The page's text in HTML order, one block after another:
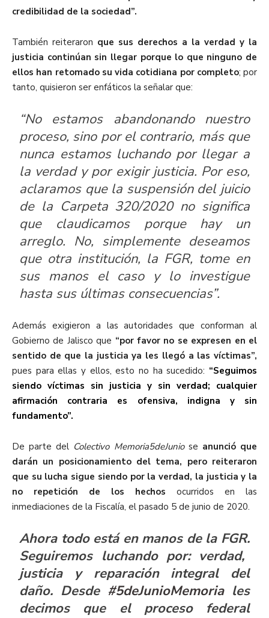
credibilidad de la sociedad”.
También reiteraron que sus derechos a la verdad y la
justicia continúan sin llegar porque lo que ninguno de
ellos han retomado su vida cotidiana por completo; por
tanto, quisieron ser enfáticos la señalar que:
“No estamos abandonando nuestro
proceso, sino por el contrario, más que
nunca estamos luchando por llegar a
la verdad y por exigir justicia. Por eso,
aclaramos que la suspensión del juicio
de la Carpeta 320/2020 no significa
que claudicamos porque hay un
arreglo. No, simplemente deseamos
que otra institución, la FGR, tome en
sus manos el caso y lo investigue
hasta sus últimas consecuencias”.
Además exigieron a las autoridades que conforman al
Gobierno de Jalisco que “por favor no se expresen en el
sentido de que la justicia ya les llegó a las víctimas”,
pues para ellas y ellos, esto no ha sucedido: “Seguimos
siendo víctimas sin justicia y sin verdad; cualquier
afirmación contraria es ofensiva, indigna y sin
fundamento”.
De parte del Colectivo Memoria5deJuniose anunció que
darán un posicionamiento del tema, pero reiteraron
que su lucha sigue siendo por la verdad, la justicia y la
no repetición de los hechos ocurridos en las
inmediaciones de la Fiscalía, el pasado 5 de junio de 2020.
Ahora todo está en manos de la FGR.
Seguiremos luchando por: verdad,
justicia y reparación integral del
daño. Desde #5deJunioMemoriales
decimos que el proceso federal